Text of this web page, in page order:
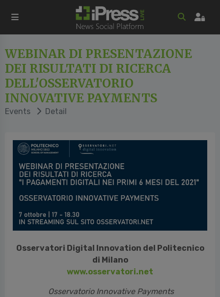
WEBINAR DI PRESENTAZIONE
DEI RISULTATI DI RICERCA
DELL'OSSERVATORIO
INNOVATIVE PAYMENTS
Events Detail
Osservatori Digital Innovation del Politecnico
di Milano
www.osservatori.net
Osservatorio Innovative Payments